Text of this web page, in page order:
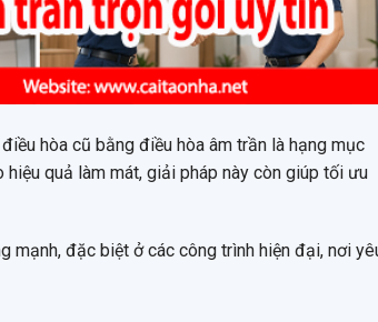
hòa cũ bằng điều hòa âm trần là hạng mục
quả làm mát, giải pháp này còn giúp tối ưu
mạnh, đặc biệt ở các công trình hiện đại, nơi